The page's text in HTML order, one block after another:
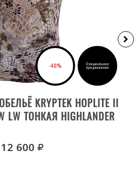
РАЗМЕР
-40% Специальное
предложение
KRYPTEK HOPLITE II
LW ТОНКАЯ HIGHLANDER
12 600